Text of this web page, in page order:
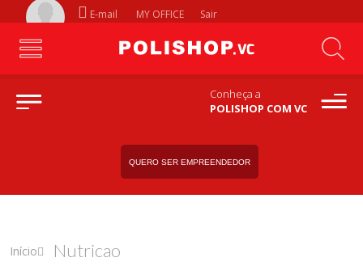
E-mail MY OFFICE Sair
Conheça a
POLISHOP COM VC
QUERO SER EMPREENDEDOR
Início Nutricao